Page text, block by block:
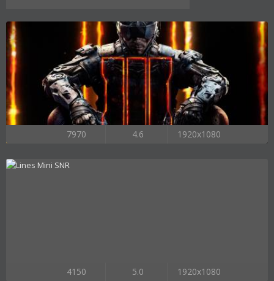
7970 4.6 1920x1080
4150 5.0 1920x1080